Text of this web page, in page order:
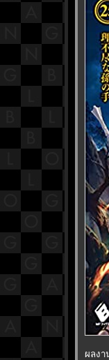
ผลงา